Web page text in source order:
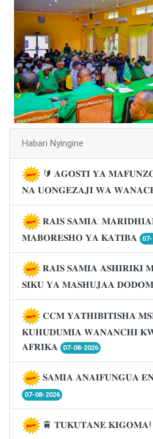
Habari Nyingine
🔰 𝐀𝐆𝐎𝐒𝐓𝐈 𝐘𝐀
𝐍𝐀 𝐔𝐎𝐍𝐆𝐄𝐙𝐀𝐉𝐈 𝐖𝐀
𝐑𝐀𝐈𝐒 𝐒𝐀𝐌𝐈𝐀:
𝐌𝐀𝐁𝐎𝐑𝐄𝐒𝐇𝐎 𝐘𝐀 𝐊𝐀𝐓𝐈𝐁𝐀
𝐑𝐀𝐈𝐒 𝐒𝐀𝐌𝐈𝐀
𝐒𝐈𝐊𝐔 𝐘𝐀 𝐌𝐀𝐒𝐇𝐔𝐉𝐀𝐀
𝐂𝐂𝐌 𝐘𝐀𝐓𝐇𝐈𝐁𝐈𝐓𝐈𝐒𝐇𝐀
𝐊𝐔𝐇𝐔𝐃𝐔𝐌𝐈𝐀 𝐖𝐀𝐍𝐀𝐍𝐂𝐇𝐈
𝐀𝐅𝐑𝐈𝐊𝐀
07-08-2026
𝐒𝐀𝐌𝐈𝐀 𝐀𝐍𝐀𝐈𝐅𝐔𝐍𝐆𝐔𝐀
07-08-2026
🚆 𝐓𝐔𝐊𝐔𝐓𝐀𝐍𝐄 𝐊𝐈𝐆𝐎𝐌𝐀!